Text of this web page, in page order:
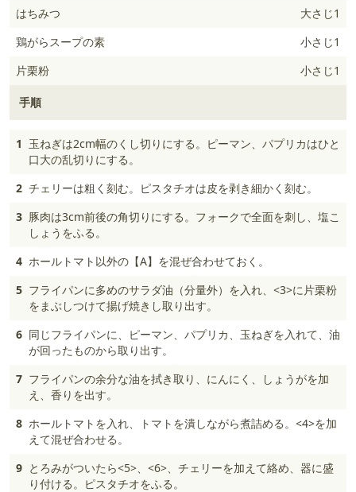
はちみつ
大さじ1
鶏がらスープの素
小さじ1
片栗粉
小さじ1
手順
1 玉ねぎは2cm幅のくし切りにする。ピーマン、パプリカはひと
口大の乱切りにする。
2 チェリーは粗く刻む。ピスタチオは皮を剥き細かく刻む。
3 豚肉は3cm前後の角切りにする。フォークで全面を刺し、塩こ
しょうをふる。
4 ホールトマト以外の【A】を混ぜ合わせておく。
5 フライパンに多めのサラダ油（分量外）を入れ、<3>に片栗粉
をまぶしつけて揚げ焼きし取り出す。
6 同じフライパンに、ピーマン、パプリカ、玉ねぎを入れて、油
が回ったものから取り出す。
7 フライパンの余分な油を拭き取り、にんにく、しょうがを加
え、香りを出す。
8 ホールトマトを入れ、トマトを潰しながら煮詰める。<4>を加
えて混ぜ合わせる。
9 とろみがついたら<5>、<6>、チェリーを加えて絡め、器に盛
り付ける。ピスタチオをふる。